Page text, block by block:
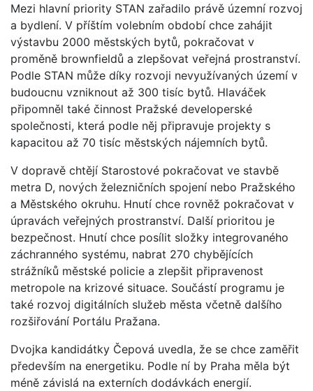
Mezi hlavní priority STAN zařadilo právě územní rozvoj
a bydlení. V příštím volebním období chce zahájit
výstavbu 2000 městských bytů, pokračovat v
proměně brownfieldů a zlepšovat veřejná prostranství.
Podle STAN může díky rozvoji nevyužívaných území v
budoucnu vzniknout až 300 tisíc bytů. Hlaváček
připomněl také činnost Pražské developerské
společnosti, která podle něj připravuje projekty s
kapacitou až 70 tisíc městských nájemních bytů.
V dopravě chtějí Starostové pokračovat ve stavbě
metra D, nových železničních spojení nebo Pražského
a Městského okruhu. Hnutí chce rovněž pokračovat v
úpravách veřejných prostranství. Další prioritou je
bezpečnost. Hnutí chce posílit složky integrovaného
záchranného systému, nabrat 270 chybějících
strážníků městské policie a zlepšit připravenost
metropole na krizové situace. Součástí programu je
také rozvoj digitálních služeb města včetně dalšího
rozšiřování Portálu Pražana.
Dvojka kandidátky Čepová uvedla, že se chce zaměřit
především na energetiku. Podle ní by Praha měla být
méně závislá na externích dodávkách energií.